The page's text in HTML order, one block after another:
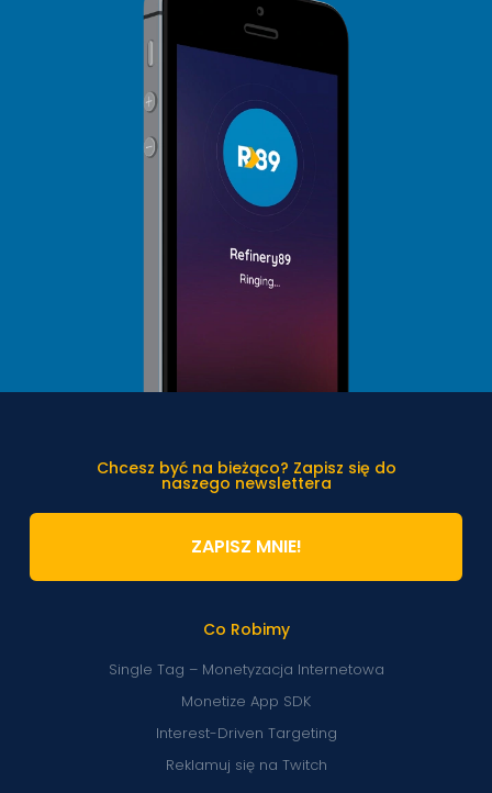
Co Robimy
Single Tag – Monetyzacja Internetowa
Monetize App SDK
Interest-Driven Targeting
Reklamuj się na Twitch
Chcesz być na bieżąco? Zapisz się do
naszego newslettera
ZAPISZ MNIE!